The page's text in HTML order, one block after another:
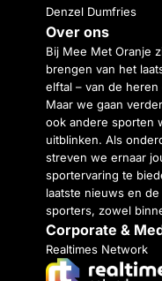
Denzel Dumfries
Over ons
Bij Mee Met Oranje
brengen van het
elftal – van de
Maar we gaan
ook andere sporten
uitblinken. Als
streven we ernaar
sportervaring te
laatste nieuws en
sporters, zowel
Corporate &
Realtimes Network